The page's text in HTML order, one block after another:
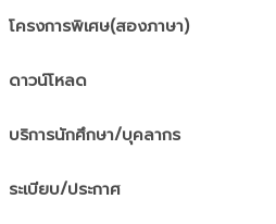
โครงการพิเศษ(สองภาษา)
ดาวน์โหลด
บริการนักศึกษา/บุคลากร
ระเบียบ/ประกาศ